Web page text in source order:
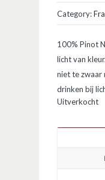
Category:
100% Pinot
licht van
niet te zwaar
drinken bij
Uitverkocht